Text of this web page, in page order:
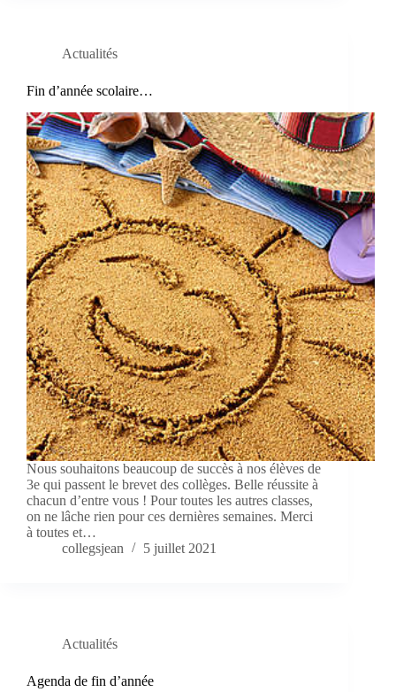
Actualités
Fin d’année scolaire…
Nous souhaitons beaucoup de succès à nos élèves de
3e qui passent le brevet des collèges. Belle réussite à
chacun d’entre vous ! Pour toutes les autres classes,
on ne lâche rien pour ces dernières semaines. Merci
à toutes et…
collegsjean
5 juillet 2021
Actualités
Agenda de fin d’année